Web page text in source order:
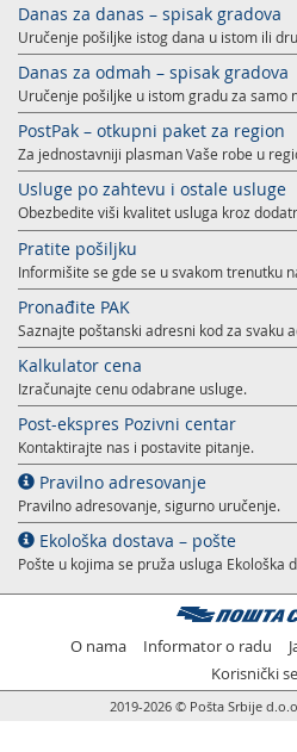
Danas za danas – spisak gradova
Uručenje pošiljke istog dana u istom ili
Danas za odmah – spisak gradova
Uručenje pošiljke u istom gradu za samo
PostPak – otkupni paket za region
Za jednostavniji plasman Vaše robe u
Usluge po zahtevu i ostale usluge
Obezbedite viši kvalitet usluga kroz
Pratite pošiljku
Informišite se gde se u svakom trenutku
Pronađite PAK
Saznajte poštanski adresni kod za svaku
Kalkulator cena
Izračunajte cenu odabrane usluge.
Post-ekspres Pozivni centar
Kontaktirajte nas i postavite pitanje.
Pravilno adresovanje
Pravilno adresovanje, sigurno uručenje.
Ekološka dostava – pošte
Pošte u kojima se pruža usluga Ekološka
O nama Informator o radu
Korisnički
2019-2026 © Pošta Srbije